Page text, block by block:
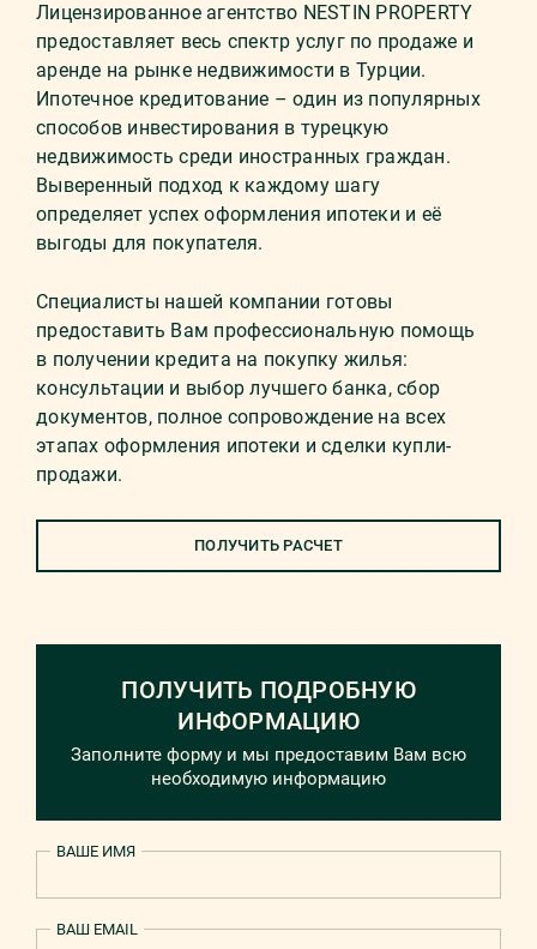
Лицензированное агентство NESTIN PROPERTY
предоставляет весь спектр услуг по продаже и
аренде на рынке недвижимости в Турции.
Ипотечное кредитование – один из популярных
способов инвестирования в турецкую
недвижимость среди иностранных граждан.
Выверенный подход к каждому шагу
определяет успех оформления ипотеки и её
выгоды для покупателя.
Специалисты нашей компании готовы
предоставить Вам профессиональную помощь
в получении кредита на покупку жилья:
консультации и выбор лучшего банка, сбор
документов, полное сопровождение на всех
этапах оформления ипотеки и сделки купли-
продажи.
ПОЛУЧИТЬ РАСЧЕТ
ПОЛУЧИТЬ ПОДРОБНУЮ
ИНФОРМАЦИЮ
Заполните форму и мы предоставим Вам всю
необходимую информацию
ВАШЕ ИМЯ
ВАШ EMAIL